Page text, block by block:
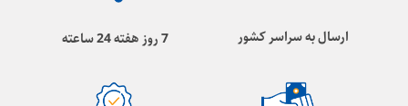
ارسال به سراسر کشور 7 روز هفته 24 ساعته